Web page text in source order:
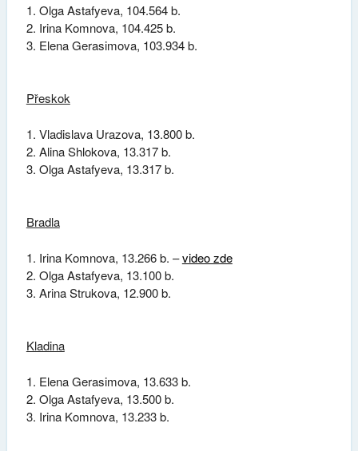
Olga Astafyeva, 104.564 b.
2. Irina Komnova, 104.425 b.
3. Elena Gerasimova, 103.934 b.
Přeskok
Vladislava Urazova, 13.800 b.
Alina Shlokova, 13.317 b.
Olga Astafyeva, 13.317 b.
Bradla
Irina Komnova, 13.266 b. –video zde
Olga Astafyeva, 13.100 b.
Arina Strukova, 12.900 b.
Kladina
Elena Gerasimova, 13.633 b.
Olga Astafyeva, 13.500 b.
Irina Komnova, 13.233 b.